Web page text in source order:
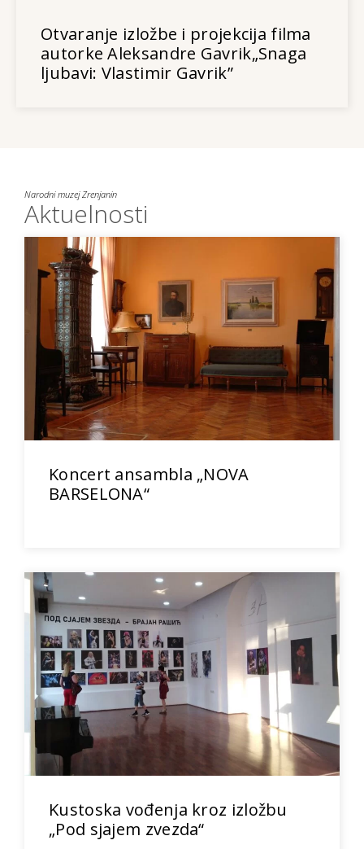
Otvaranje izložbe i projekcija filma
autorke Aleksandre Gavrik„Snaga
ljubavi: Vlastimir Gavrik”
Narodni muzej Zrenjanin
Aktuelnosti
Koncert ansambla „NOVA
BARSELONA“
Kustoska vođenja kroz izložbu
„Pod sjajem zvezda“